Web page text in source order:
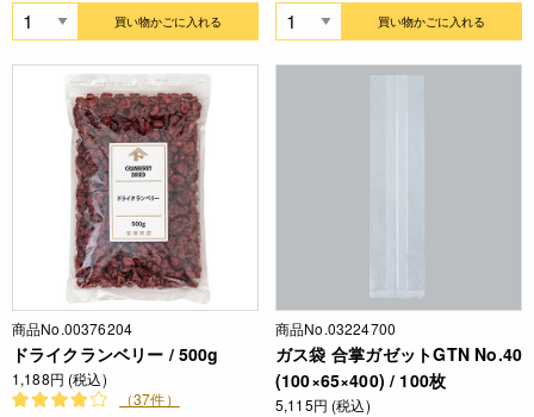
買い物かごに入れる 買い物かごに入れる
商品No.00376204
ドライクランベリー / 500g
1,188円 (税込)
（37件）
商品No.03224700
ガス袋 合掌ガゼットGTN No.40
(100×65×400) / 100枚
5,115円 (税込)